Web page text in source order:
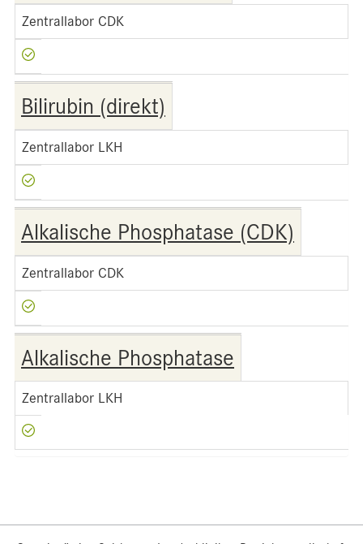
Zentrallabor CDK
Bilirubin (direkt)
Zentrallabor LKH
Alkalische Phosphatase (CDK)
Zentrallabor CDK
Alkalische Phosphatase
Zentrallabor LKH